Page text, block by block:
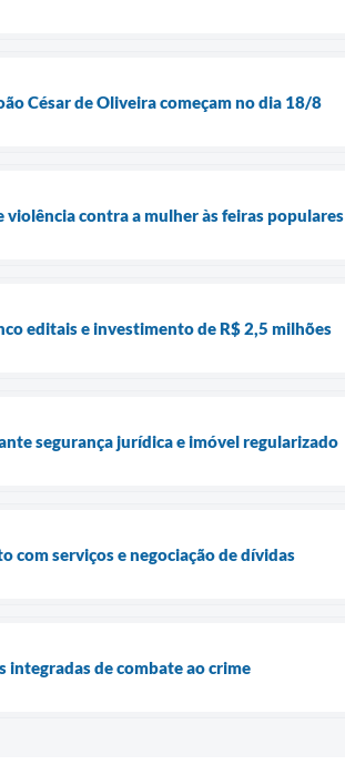
César de Oliveira começam no dia 18/8
contra a mulher às feiras populares
editais e investimento de R$ 2,5 milhões
segurança jurídica e imóvel regularizado
com serviços e negociação de dívidas
integradas de combate ao crime